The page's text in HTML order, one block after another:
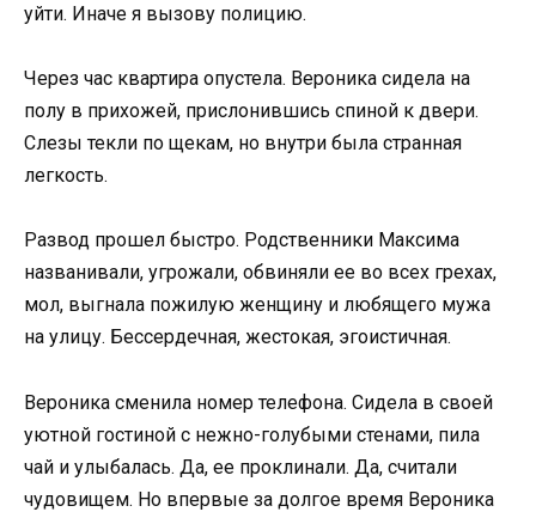
уйти. Иначе я вызову полицию.
Через час квартира опустела. Вероника сидела на
полу в прихожей, прислонившись спиной к двери.
Слезы текли по щекам, но внутри была странная
легкость.
Развод прошел быстро. Родственники Максима
названивали, угрожали, обвиняли ее во всех грехах,
мол, выгнала пожилую женщину и любящего мужа
на улицу. Бессердечная, жестокая, эгоистичная.
Вероника сменила номер телефона. Сидела в своей
уютной гостиной с нежно-голубыми стенами, пила
чай и улыбалась. Да, ее проклинали. Да, считали
чудовищем. Но впервые за долгое время Вероника